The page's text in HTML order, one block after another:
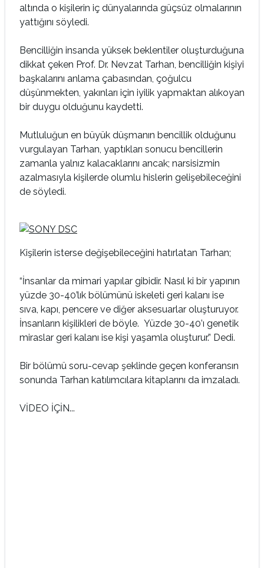
altında o kişilerin iç dünyalarında güçsüz olmalarının
yattığını söyledi.
Bencilliğin insanda yüksek beklentiler oluşturduğuna
dikkat çeken Prof. Dr. Nevzat Tarhan, bencilliğin kişiyi
başkalarını anlama çabasından, çoğulcu
düşünmekten, yakınları için iyilik yapmaktan alıkoyan
bir duygu olduğunu kaydetti.
Mutluluğun en büyük düşmanın bencillik olduğunu
vurgulayan Tarhan, yaptıkları sonucu bencillerin
zamanla yalnız kalacaklarını ancak; narsisizmin
azalmasıyla kişilerde olumlu hislerin gelişebileceğini
de söyledi.
Kişilerin isterse değişebileceğini hatırlatan Tarhan;
“İnsanlar da mimari yapılar gibidir. Nasıl ki bir yapının
yüzde 30-40’lık bölümünü iskeleti geri kalanı ise
sıva, kapı, pencere ve diğer aksesuarlar oluşturuyor.
İnsanların kişilikleri de böyle. Yüzde 30-40’ı genetik
miraslar geri kalanı ise kişi yaşamla oluşturur.” Dedi.
Bir bölümü soru-cevap şeklinde geçen konferansın
sonunda Tarhan katılımcılara kitaplarını da imzaladı.
VİDEO İÇİN...